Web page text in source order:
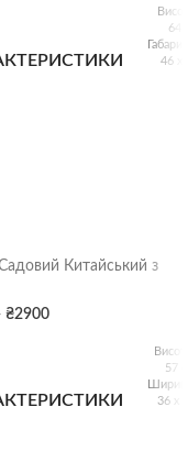
64
46 х
Китайський з
₴2900
57
36 х